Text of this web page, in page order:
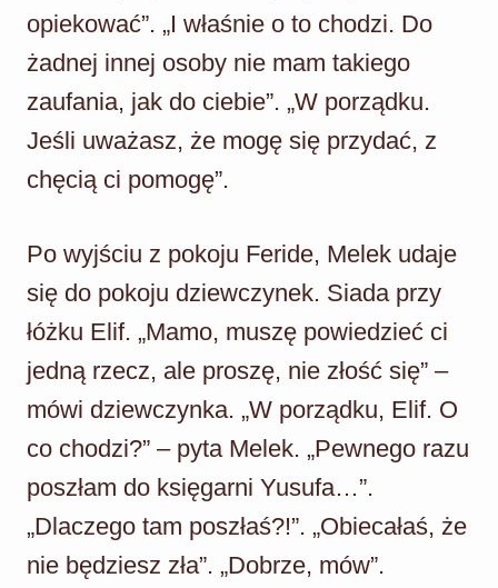
opiekować”. „I właśnie o to chodzi. Do
żadnej innej osoby nie mam takiego
zaufania, jak do ciebie”. „W porządku.
Jeśli uważasz, że mogę się przydać, z
chęcią ci pomogę”.
Po wyjściu z pokoju Feride, Melek udaje
się do pokoju dziewczynek. Siada przy
łóżku Elif. „Mamo, muszę powiedzieć ci
jedną rzecz, ale proszę, nie złość się” –
mówi dziewczynka. „W porządku, Elif. O
co chodzi?” – pyta Melek. „Pewnego razu
poszłam do księgarni Yusufa…”.
„Dlaczego tam poszłaś?!”. „Obiecałaś, że
nie będziesz zła”. „Dobrze, mów”.